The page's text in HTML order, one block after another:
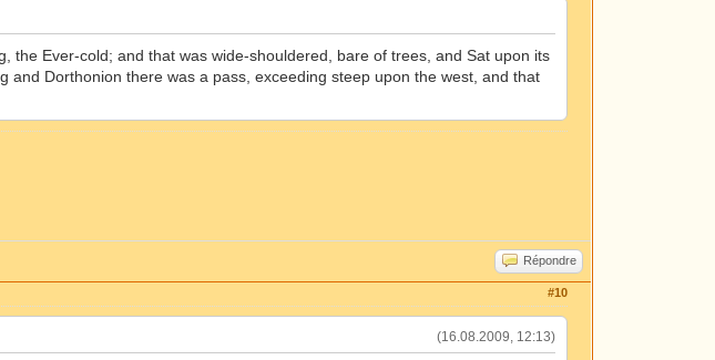
the Ever-cold; and that was wide-shouldered, bare of trees, and Sat upon its
and Dorthonion there was a pass, exceeding steep upon the west, and that
Répondre
#10
(16.08.2009, 12:13)